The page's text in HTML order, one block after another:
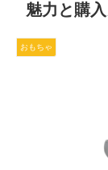
魅力と購
おもちゃ